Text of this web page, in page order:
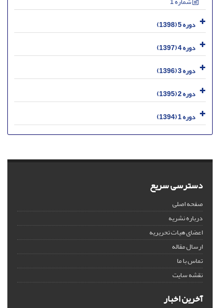
دوره 5 (1398)
دوره 4 (1397)
دوره 3 (1396)
دوره 2 (1395)
دوره 1 (1394)
دسترسی سریع
صفحه اصلی
درباره نشریه
اعضای هیات تحریریه
ارسال مقاله
تماس با ما
نقشه سایت
آخرین اخبار